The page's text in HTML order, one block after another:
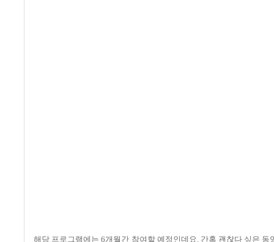
해당 프로그램에는 6개월간 참여할 예정인데요 간혹 괜찮다 싶은 동